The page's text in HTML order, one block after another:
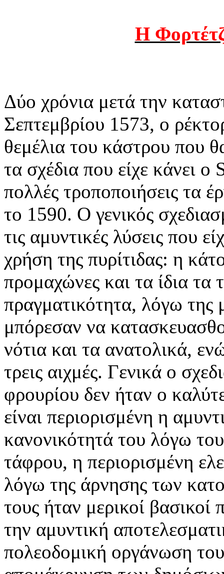
Η
Δύο χρόνια μετά την
Σεπτεμβρίου 1573, ο
θεμέλια του κάστρου που
τα σχέδια που είχε κάνει
πολλές τροποποιήσεις τα
το 1590. Ο γενικός
τις αμυντικές λύσεις που
χρήση της πυρίτιδας: η
προμαχώνες και τα ίδια τα
πραγματικότητα, λόγω της
μπόρεσαν να
νότια και τα ανατολικά,
τρεις αιχμές. Γενικά ο
φρουρίου δεν ήταν ο
είναι περιορισμένη η
κανονικότητά του λόγω
τάφρου, η περιορισμένη
λόγω της άρνησης των
τους ήταν μερικοί
την αμυντική
πολεοδομική οργάνωση